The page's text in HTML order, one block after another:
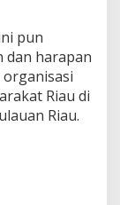
pun
dan harapan
Riau di
Riau.